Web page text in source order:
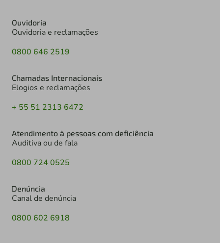
Ouvidoria
Ouvidoria e reclamações
0800 646 2519
Chamadas Internacionais
Elogios e reclamações
+ 55 51 2313 6472
Atendimento à pessoas com deficiência
Auditiva ou de fala
0800 724 0525
Denúncia
Canal de denúncia
0800 602 6918